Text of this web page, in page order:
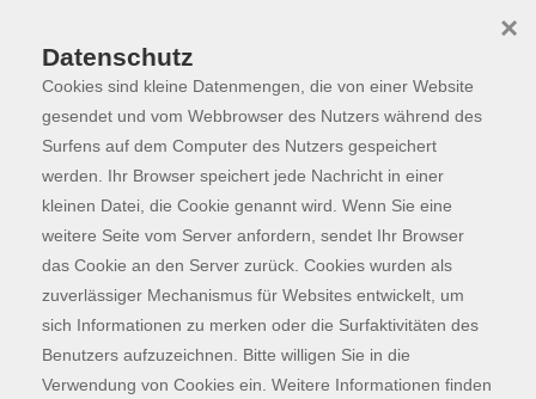
Skip to main content
Programm
Der Kurs konnte nicht gefunden werden.
Kontaktformular
Impressum
AGB
Datenschutz
Cookies sind kleine Datenmengen, die von einer Website
gesendet und vom Webbrowser des Nutzers während des
Surfens auf dem Computer des Nutzers gespeichert
werden. Ihr Browser speichert jede Nachricht in einer
kleinen Datei, die Cookie genannt wird. Wenn Sie eine
weitere Seite vom Server anfordern, sendet Ihr Browser
das Cookie an den Server zurück. Cookies wurden als
zuverlässiger Mechanismus für Websites entwickelt, um
sich Informationen zu merken oder die Surfaktivitäten des
Benutzers aufzuzeichnen. Bitte willigen Sie in die
Verwendung von Cookies ein. Weitere Informationen finden
×